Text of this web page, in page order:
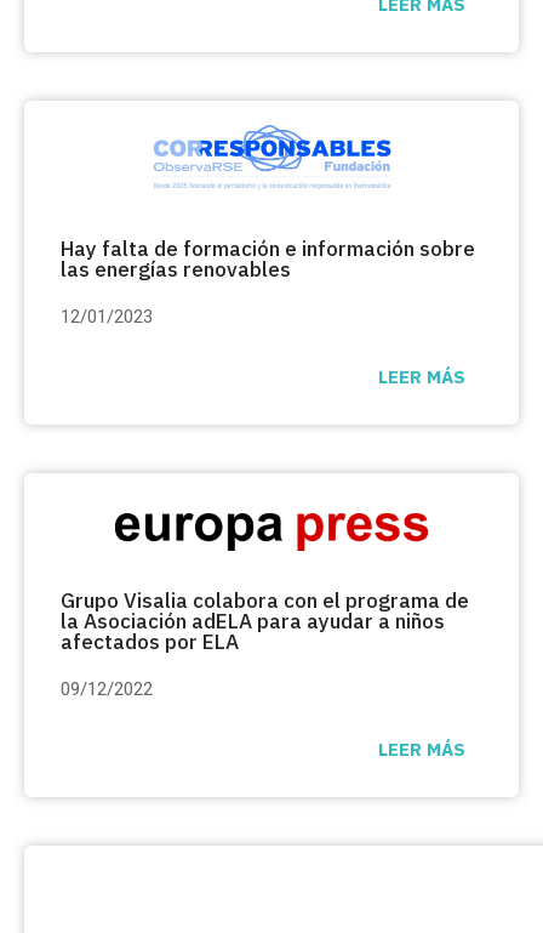
Hay falta de formación e información sobre
las energías renovables
12/01/2023
LEER MÁS
Grupo Visalia colabora con el programa de
la Asociación adELA para ayudar a niños
afectados por ELA
09/12/2022
LEER MÁS